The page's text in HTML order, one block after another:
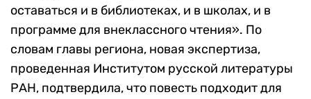
оставаться и в библиотеках, и в школах, и в
программе для внеклассного чтения». По
словам главы региона, новая экспертиза,
проведенная Институтом русской литературы
РАН, подтвердила, что повесть подходит для